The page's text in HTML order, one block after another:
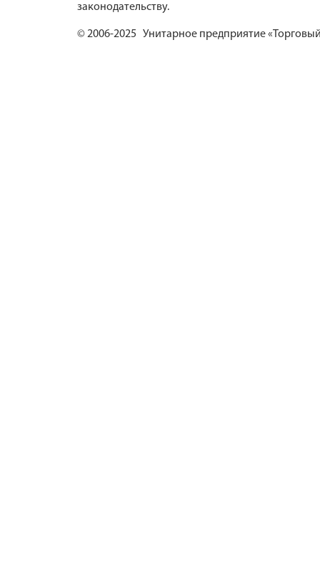
законодательству.
© 2006-2025 Унитарное предприятие